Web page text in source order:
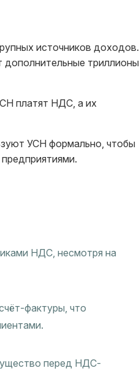
источников доходов.
дополнительные триллионы
платят НДС, а их
УСН формально, чтобы
НДС, несмотря на
фактуры, что
перед НДС-